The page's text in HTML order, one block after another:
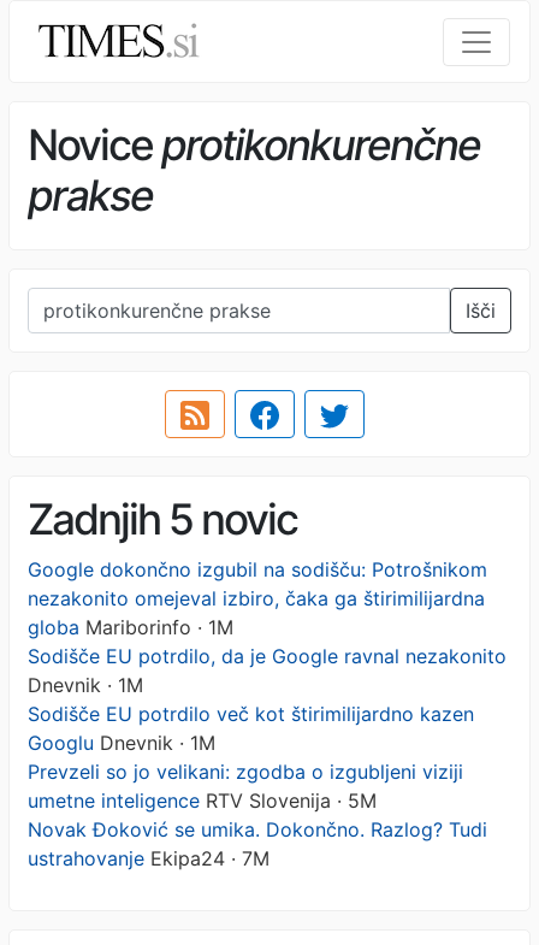
Noviceprotikonkurenčne
prakse
Išči
Zadnjih 5 novic
Google dokončno izgubil na sodišču: Potrošnikom
nezakonito omejeval izbiro, čaka ga štirimilijardna
globa Mariborinfo · 1M
Sodišče EU potrdilo, da je Google ravnal nezakonito
Dnevnik · 1M
Sodišče EU potrdilo več kot štirimilijardno kazen
Googlu Dnevnik · 1M
Prevzeli so jo velikani: zgodba o izgubljeni viziji
umetne inteligence RTV Slovenija · 5M
Novak Đoković se umika. Dokončno. Razlog? Tudi
ustrahovanje Ekipa24 · 7M